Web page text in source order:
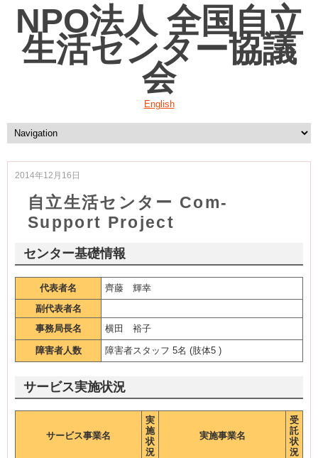
NPO法人 全国自立
生活センター協議
会
English
2014年12月16日
自立生活センター Com-
Support Project
センター基礎情報
代表者名
齊藤 輝幸
副代表者名
事務局長名
横田 裕子
障害者人数 障害者スタッフ 5名 (肢体5 )
サービス実施状況
サービス事業名
実
施
状
況
実施事業名
受
託
状
況